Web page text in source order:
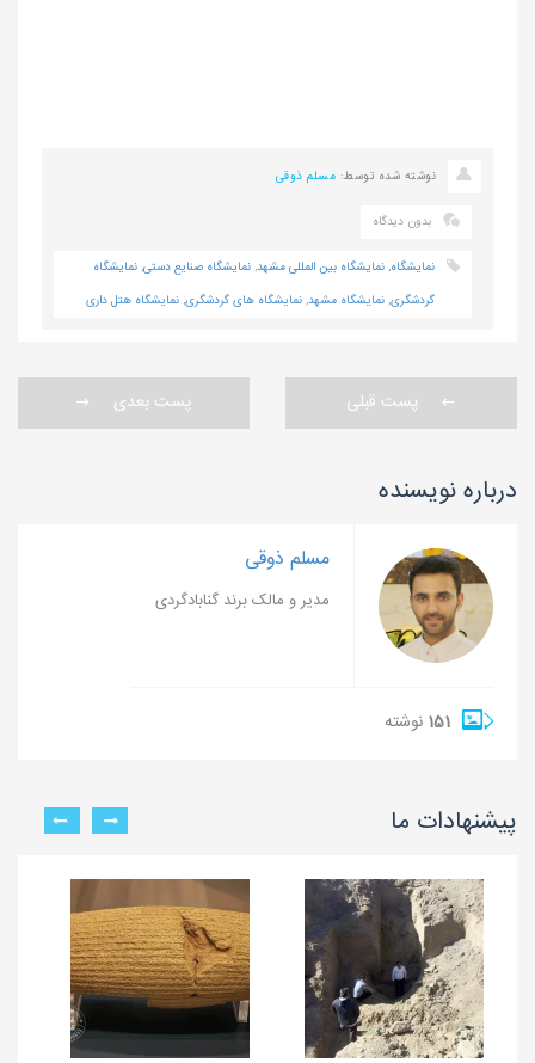
نوشته شده توسط: مسلم ذوقی
بدون دیدگاه
نمایشگاه, نمایشگاه بین المللی مشهد, نمایشگاه صنایع دستی, نمایشگاه
گردشگری, نمایشگاه مشهد, نمایشگاه های گردشگری, نمایشگاه هتل داری
پست قبلی پست بعدی
درباره نویسنده
مسلم ذوقی
مدیر و مالک برند گنابادگردی
151 نوشته
پیشنهادات ما